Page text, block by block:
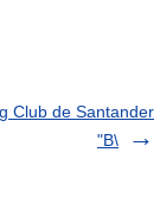
Club de Santander
"B\